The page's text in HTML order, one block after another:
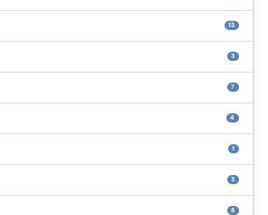
13
3
7
4
1
3
8